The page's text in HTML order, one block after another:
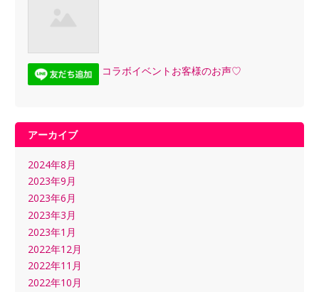
コラボイベントお客様のお声♡
アーカイブ
2024年8月
2023年9月
2023年6月
2023年3月
2023年1月
2022年12月
2022年11月
2022年10月